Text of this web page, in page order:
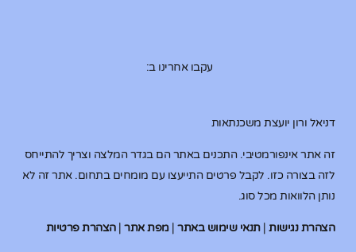
דניאל ורון יועצת משכנתאות
זה אתר אינפורמטיבי. התכנים באתר הם בגדר המלצה וצריך להתייחס
לזה בצורה כזו. לקבל פרטים התייעצו עם מומחים בתחום. אתר זה לא
נותן הלוואות מכל סוג.
הצהרת נגישות|תנאי שימוש באתר|מפת אתר|הצהרת פרטיות
עקבו אחרינו ב: